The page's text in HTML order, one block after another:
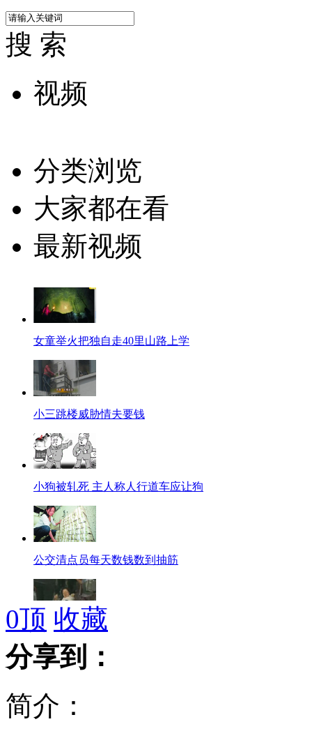
搜 索
视频
分类浏览
大家都在看
最新视频
女童举火把独自走40里山路上学
小三跳楼威胁情夫要钱
小狗被轧死 主人称人行道车应让狗
公交清点员每天数钱数到抽筋
韩国政坛再曝肢体冲突
蔬菜价格上涨 白菜卖出“猪肉价”
0顶 收藏
分享到：
简介：